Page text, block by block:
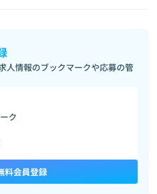
人情報のブックマークや応募の管
ク
料会員登録